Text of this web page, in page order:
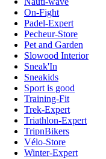
On-Fight
Padel-Expert
Pecheur-Store
Pet and Garden
Slowood Interior
Sneak'In
Sneakids
Sport is good
Training-Fit
Trek-Expert
Triathlon-Expert
TripnBikers
Vélo-Store
Winter-Expert